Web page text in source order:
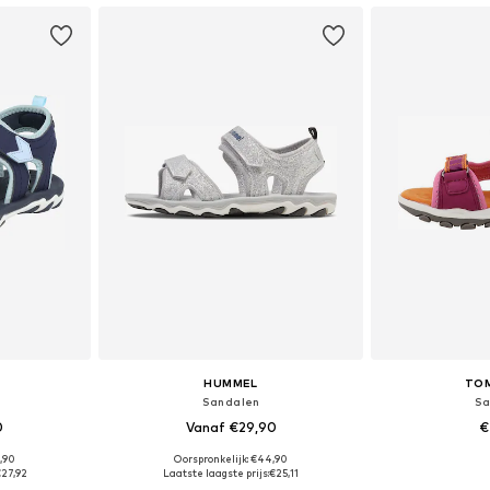
HUMMEL
Sandalen
Vanaf €29,90
Beschikbaar in vele maten
Oorspronkelijk: €44,90
Laatste laagste prijs:€25,11